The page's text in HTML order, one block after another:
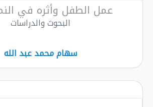
عمل الطفل وأثره في
البحوث والدراسات
سهام محمد عبد الله